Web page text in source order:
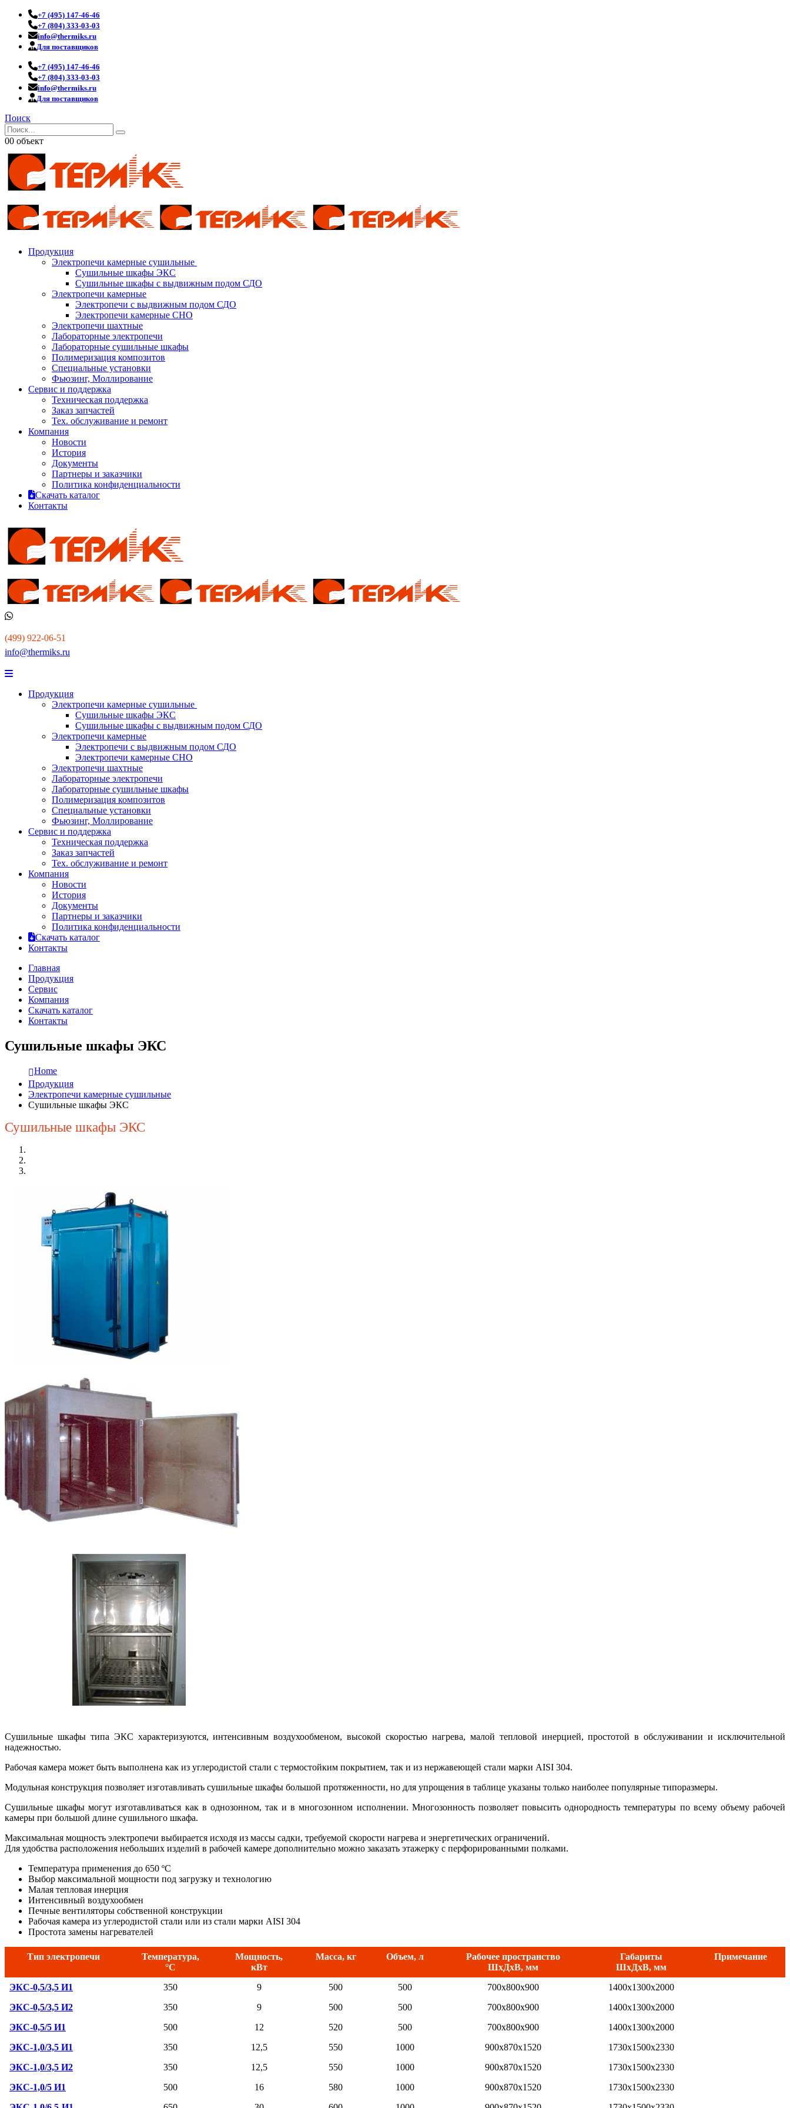
+7 (495) 147-46-46
+7 (804) 333-03-03
info@thermiks.ru
Для поставщиков
+7 (495) 147-46-46
+7 (804) 333-03-03
info@thermiks.ru
Для поставщиков
Поиск
00 объект
Продукция
Электропечи камерные сушильные
Сушильные шкафы ЭКС
Сушильные шкафы с выдвижным подом СДО
Электропечи камерные
Электропечи с выдвижным подом СДО
Электропечи камерные СНО
Электропечи шахтные
Лабораторные электропечи
Лабораторные сушильные шкафы
Полимеризация композитов
Специальные установки
Фьюзинг, Моллирование
Сервис и поддержка
Техническая поддержка
Заказ запчастей
Тех. обслуживание и ремонт
Компания
Новости
История
Документы
Партнеры и заказчики
Политика конфиденциальности
Скачать каталог
Контакты
(499) 922-06-51
info@thermiks.ru
Продукция
Электропечи камерные сушильные
Сушильные шкафы ЭКС
Сушильные шкафы с выдвижным подом СДО
Электропечи камерные
Электропечи с выдвижным подом СДО
Электропечи камерные СНО
Электропечи шахтные
Лабораторные электропечи
Лабораторные сушильные шкафы
Полимеризация композитов
Специальные установки
Фьюзинг, Моллирование
Сервис и поддержка
Техническая поддержка
Заказ запчастей
Тех. обслуживание и ремонт
Компания
Новости
История
Документы
Партнеры и заказчики
Политика конфиденциальности
Скачать каталог
Контакты
Главная
Продукция
Сервис
Компания
Скачать каталог
Контакты
Сушильные шкафы ЭКС
Home
Продукция
Электропечи камерные сушильные
Сушильные шкафы ЭКС
Сушильные шкафы ЭКС
Сушильные шкафы типа ЭКС характеризуются, интенсивным воздухообменом, высокой скоростью нагрева, малой тепловой инерцией, простотой в обслуживании и исключительной
надежностью.
Рабочая камера может быть выполнена как из углеродистой стали с термостойким покрытием, так и из нержавеющей стали марки AISI 304.
Модульная конструкция позволяет изготавливать сушильные шкафы большой протяженности, но для упрощения в таблице указаны только наиболее популярные типоразмеры.
Сушильные шкафы могут изготавливаться как в однозонном, так и в многозонном исполнении. Многозонность позволяет повысить однородность температуры по всему объему рабочей
камеры при большой длине сушильного шкафа.
Максимальная мощность электропечи выбирается исходя из массы садки, требуемой скорости нагрева и энергетических ограничений.
Для удобства расположения небольших изделий в рабочей камере дополнительно можно заказать этажерку с перфорированными полками.
Температура применения до 650 ºС
Выбор максимальной мощности под загрузку и технологию
Малая тепловая инерция
Интенсивный воздухообмен
Печные вентиляторы собственной конструкции
Рабочая камера из углеродистой стали или из стали марки AISI 304
Простота замены нагревателей
Тип электропечи
Температура,
°C
Мощность,
кВт
Масса, кг Объем, л
Рабочее пространство
ШxДxВ, мм
Габариты
ШxДxВ, мм
Примечание
ЭКС-0,5/3,5 И1 350 9 500 500 700х800х900
1400х1300х2000
ЭКС-0,5/3,5 И2
350 9 500 500 700х800х900
1400х1300х2000
ЭКС-0,5/5 И1
500 12 520 500 700х800х900
1400х1300х2000
ЭКС-1,0/3,5 И1
350 12,5 550 1000 900х870х1520
1730х1500х2330
ЭКС-1,0/3,5 И2
350 12,5 550 1000 900х870х1520
1730х1500х2330
ЭКС-1,0/5 И1
500 16 580 1000 900х870х1520
1730х1500х2330